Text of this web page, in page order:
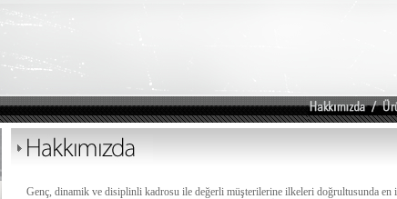
Genç, dinamik ve disiplinli kadrosu ile değerli müşterilerine ilkeleri doğrultusunda